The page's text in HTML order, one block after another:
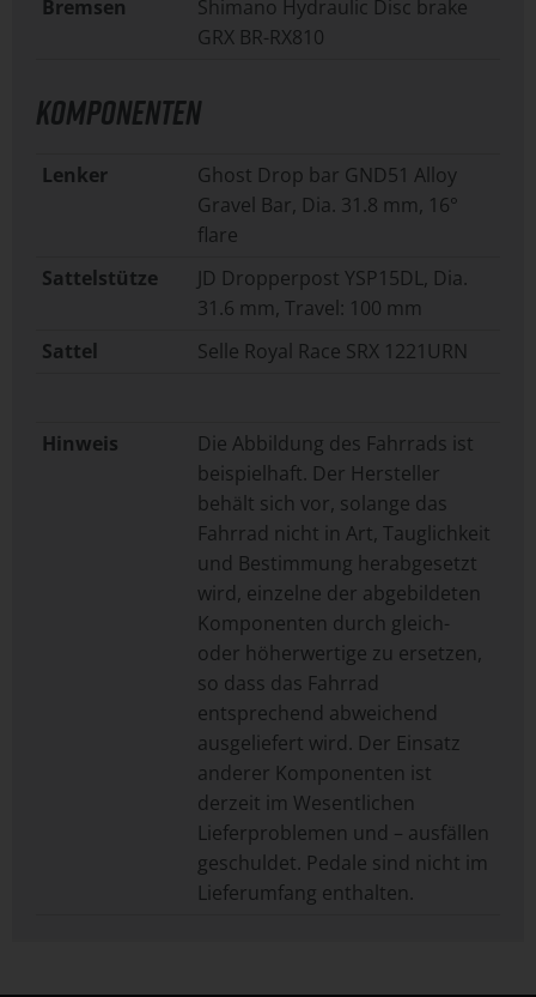
Bremsen
Shimano Hydraulic Disc brake
GRX BR-RX810
KOMPONENTEN
Lenker
Ghost Drop bar GND51 Alloy
Gravel Bar, Dia. 31.8 mm, 16°
flare
Sattelstütze
JD Dropperpost YSP15DL, Dia.
31.6 mm, Travel: 100 mm
Sattel
Selle Royal Race SRX 1221URN
Hinweis
Die Abbildung des Fahrrads ist
beispielhaft. Der Hersteller
behält sich vor, solange das
Fahrrad nicht in Art, Tauglichkeit
und Bestimmung herabgesetzt
wird, einzelne der abgebildeten
Komponenten durch gleich-
oder höherwertige zu ersetzen,
so dass das Fahrrad
entsprechend abweichend
ausgeliefert wird. Der Einsatz
anderer Komponenten ist
derzeit im Wesentlichen
Lieferproblemen und – ausfällen
geschuldet. Pedale sind nicht im
Lieferumfang enthalten.